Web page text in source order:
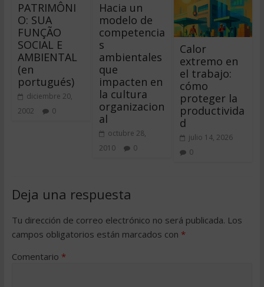
PATRIMÔNI
O: SUA
FUNÇÃO
SOCIAL E
AMBIENTAL
(en
portugués)
diciembre 20,
2002
0
Hacia un
modelo de
competencia
s
ambientales
que
impacten en
la cultura
organizacion
al
octubre 28,
2010
0
Calor
extremo en
el trabajo:
cómo
proteger la
productivida
d
julio 14, 2026
0
Deja una respuesta
Tu dirección de correo electrónico no será publicada. Los
campos obligatorios están marcados con *
Comentario *